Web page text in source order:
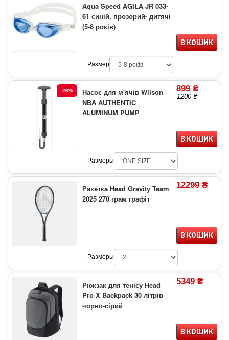
Aqua Speed AGILA JR 033-
61 синій, прозорий- дитячі
(5-8 років)
В КОШИК
Размер
-26%
Насос для м'ячів Wilson
NBA AUTHENTIC
ALUMINUM PUMP
899 ₴
1200 ₴
В КОШИК
Размеры
Ракетка Head Gravity Team
2025 270 грам графіт
12299 ₴
В КОШИК
Размеры
Рюкзак для тенісу Head
Pro X Backpack 30 літрів
чорно-сірий
5349 ₴
В КОШИК